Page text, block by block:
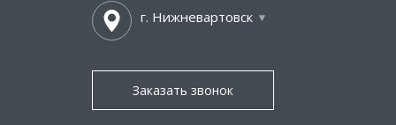
г. Нижневартовск
Заказать звонок